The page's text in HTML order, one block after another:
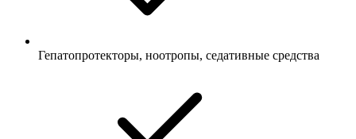
Гепатопротекторы, ноотропы, седативные средства